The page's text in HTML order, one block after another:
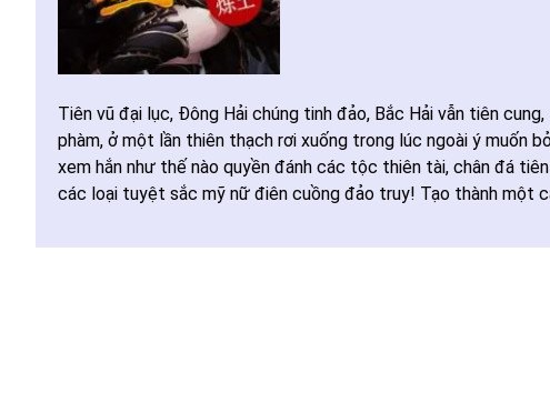
Tiên vũ đại lục, Đông Hải chúng tinh đảo, Bắc Hải vẫn tiên
phàm, ở một lần thiên thạch rơi xuống trong lúc ngoài ý muốn
xem hắn như thế nào quyền đánh các tộc thiên tài, chân đá
các loại tuyệt sắc mỹ nữ điên cuồng đảo truy! Tạo thành một